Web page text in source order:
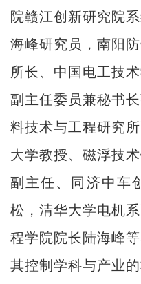
院赣江创新研究院
海峰研究员，南阳
所长、中国电工技
副主任委员兼秘书
料技术与工程研究
大学教授、磁浮技
副主任、同济中车
松，清华大学电机
程学院院长陆海峰
其控制学科与产业